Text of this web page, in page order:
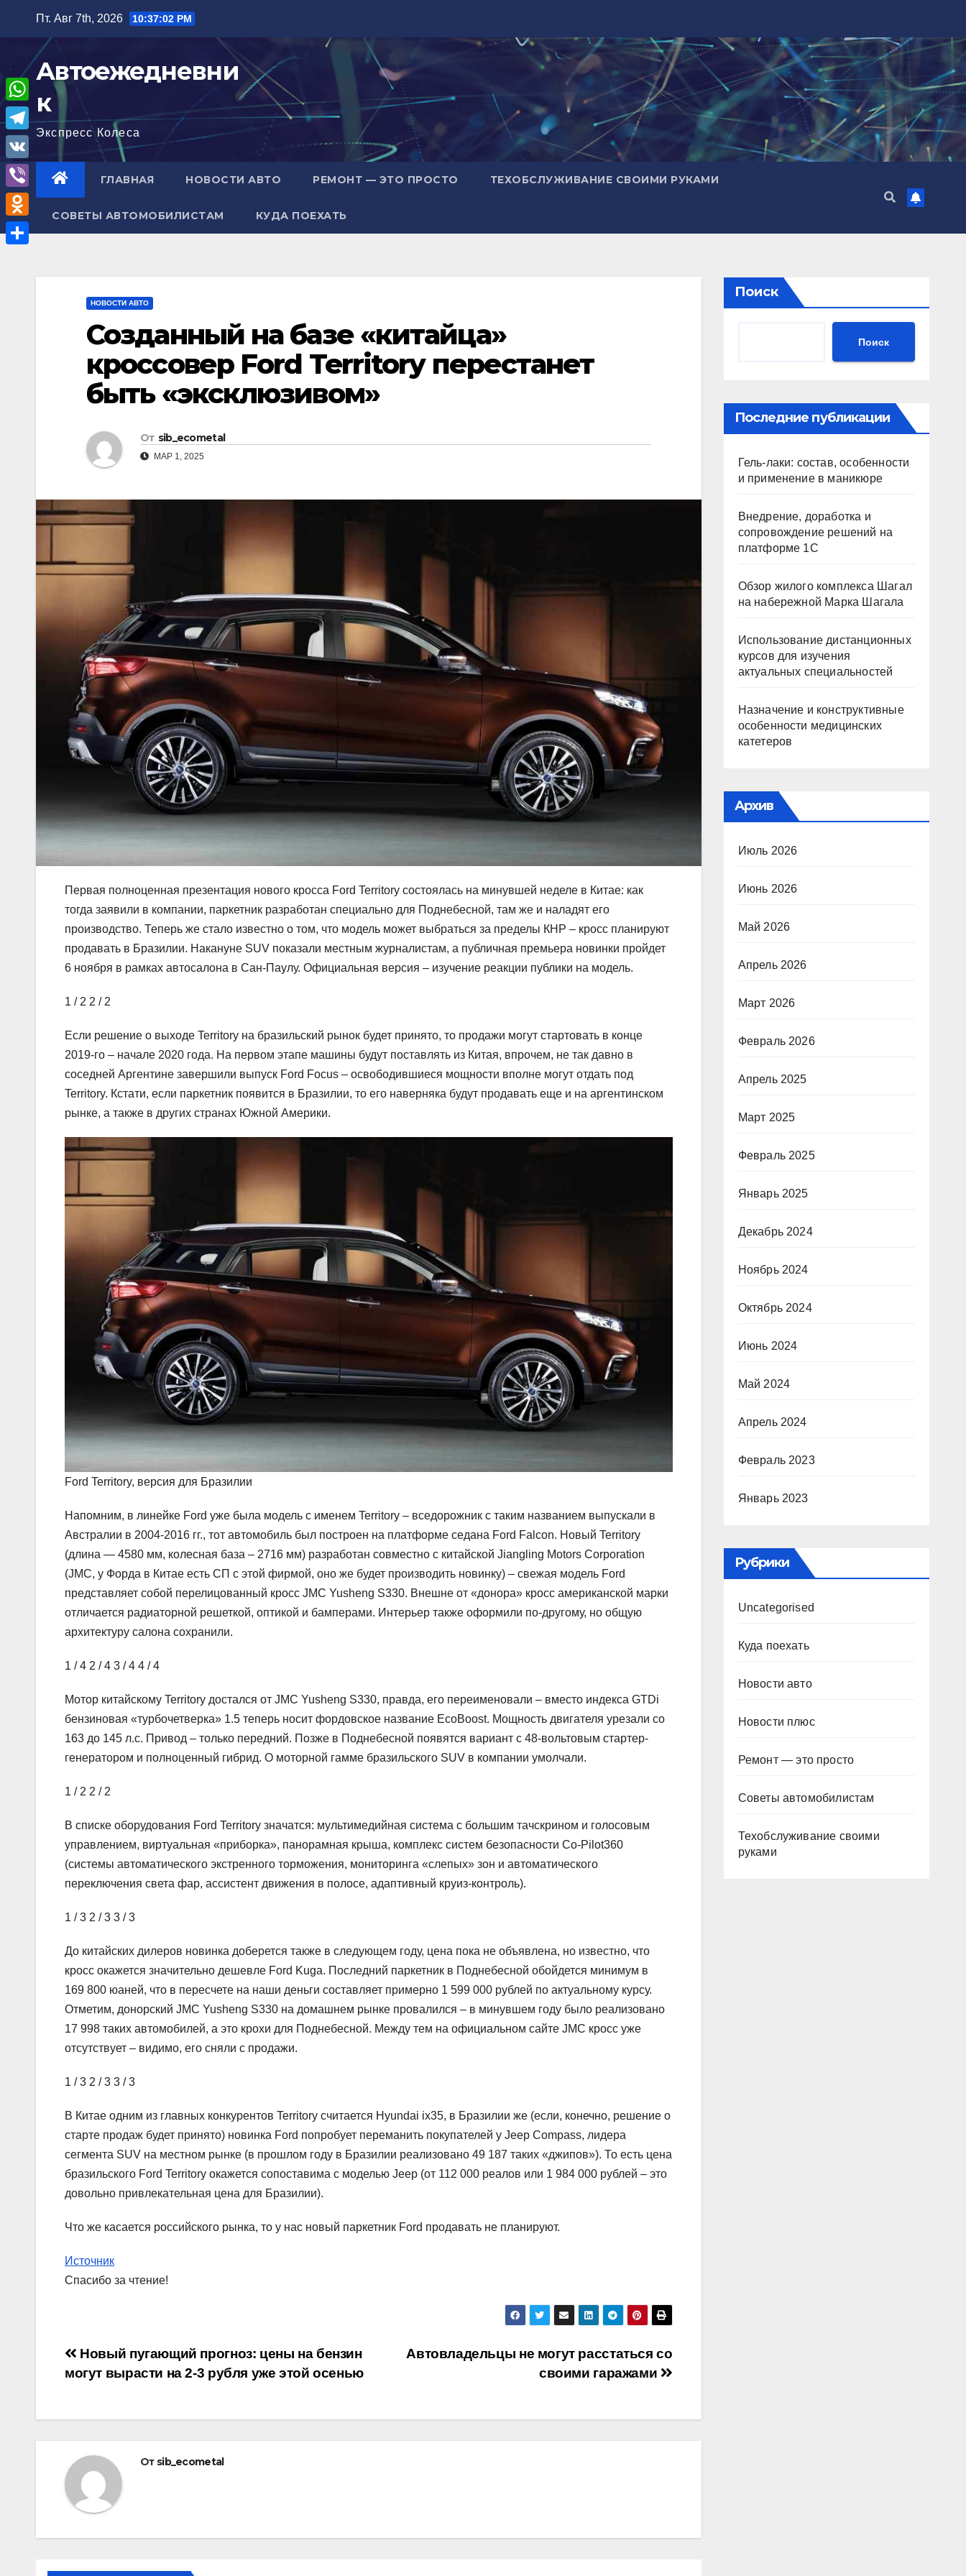
содержимому
Пт. Авг 7th, 2026 10:37:03 PM
Автоежедневни
к
Экспресс Колеса
ГЛАВНАЯ НОВОСТИ АВТО РЕМОНТ — ЭТО ПРОСТО ТЕХОБСЛУЖИВАНИЕ СВОИМИ РУКАМИ
СОВЕТЫ АВТОМОБИЛИСТАМ КУДА ПОЕХАТЬ
НОВОСТИ АВТО
Созданный на базе «китайца»
кроссовер Ford Territory перестанет
быть «эксклюзивом»
От sib_ecometal
МАР 1, 2025
Первая полноценная презентация нового кросса Ford Territory состоялась на минувшей неделе в Китае: как
тогда заявили в компании, паркетник разработан специально для Поднебесной, там же и наладят его
производство. Теперь же стало известно о том, что модель может выбраться за пределы КНР – кросс планируют
продавать в Бразилии. Накануне SUV показали местным журналистам, а публичная премьера новинки пройдет
6 ноября в рамках автосалона в Сан-Паулу. Официальная версия – изучение реакции публики на модель.
1 / 2 2 / 2
Если решение о выходе Territory на бразильский рынок будет принято, то продажи могут стартовать в конце
2019-го – начале 2020 года. На первом этапе машины будут поставлять из Китая, впрочем, не так давно в
соседней Аргентине завершили выпуск Ford Focus – освободившиеся мощности вполне могут отдать под
Territory. Кстати, если паркетник появится в Бразилии, то его наверняка будут продавать еще и на аргентинском
рынке, а также в других странах Южной Америки.
Ford Territory, версия для Бразилии
Напомним, в линейке Ford уже была модель с именем Territory – вседорожник с таким названием выпускали в
Австралии в 2004-2016 гг., тот автомобиль был построен на платформе седана Ford Falcon. Новый Territory
(длина — 4580 мм, колесная база – 2716 мм) разработан совместно с китайской Jiangling Motors Corporation
(JMC, у Форда в Китае есть СП с этой фирмой, оно же будет производить новинку) – свежая модель Ford
представляет собой перелицованный кросс JMC Yusheng S330. Внешне от «донора» кросс американской марки
отличается радиаторной решеткой, оптикой и бамперами. Интерьер также оформили по-другому, но общую
архитектуру салона сохранили.
1 / 4 2 / 4 3 / 4 4 / 4
Мотор китайскому Territory достался от JMC Yusheng S330, правда, его переименовали – вместо индекса GTDi
бензиновая «турбочетверка» 1.5 теперь носит фордовское название EcoBoost. Мощность двигателя урезали со
163 до 145 л.с. Привод – только передний. Позже в Поднебесной появятся вариант с 48-вольтовым стартер-
генератором и полноценный гибрид. О моторной гамме бразильского SUV в компании умолчали.
1 / 2 2 / 2
В списке оборудования Ford Territory значатся: мультимедийная система с большим тачскрином и голосовым
управлением, виртуальная «приборка», панорамная крыша, комплекс систем безопасности Co-Pilot360
(системы автоматического экстренного торможения, мониторинга «слепых» зон и автоматического
переключения света фар, ассистент движения в полосе, адаптивный круиз-контроль).
1 / 3 2 / 3 3 / 3
До китайских дилеров новинка доберется также в следующем году, цена пока не объявлена, но известно, что
кросс окажется значительно дешевле Ford Kuga. Последний паркетник в Поднебесной обойдется минимум в
169 800 юаней, что в пересчете на наши деньги составляет примерно 1 599 000 рублей по актуальному курсу.
Отметим, донорский JMC Yusheng S330 на домашнем рынке провалился – в минувшем году было реализовано
17 998 таких автомобилей, а это крохи для Поднебесной. Между тем на официальном сайте JMC кросс уже
отсутствует – видимо, его сняли с продажи.
1 / 3 2 / 3 3 / 3
В Китае одним из главных конкурентов Territory считается Hyundai ix35, в Бразилии же (если, конечно, решение о
старте продаж будет принято) новинка Ford попробует переманить покупателей у Jeep Compass, лидера
сегмента SUV на местном рынке (в прошлом году в Бразилии реализовано 49 187 таких «джипов»). То есть цена
бразильского Ford Territory окажется сопоставима с моделью Jeep (от 112 000 реалов или 1 984 000 рублей – это
довольно привлекательная цена для Бразилии).
Что же касается российского рынка, то у нас новый паркетник Ford продавать не планируют.
Источник
Спасибо за чтение!
Навигация
по
записям
Автовладельцы не могут расстаться со
своими гаражами
Новый пугающий прогноз: цены на бензин
могут вырасти на 2-3 рубля уже этой осенью
От sib_ecometal
Поиск
Поиск
Последние публикации
Гель-лаки: состав, особенности
и применение в маникюре
Внедрение, доработка и
сопровождение решений на
платформе 1С
Обзор жилого комплекса Шагал
на набережной Марка Шагала
Использование дистанционных
курсов для изучения
актуальных специальностей
Назначение и конструктивные
особенности медицинских
катетеров
Архив
Июль 2026
Июнь 2026
Май 2026
Апрель 2026
Март 2026
Февраль 2026
Апрель 2025
Март 2025
Февраль 2025
Январь 2025
Декабрь 2024
Ноябрь 2024
Октябрь 2024
Июнь 2024
Май 2024
Апрель 2024
Февраль 2023
Январь 2023
Рубрики
Uncategorised
Куда поехать
Новости авто
Новости плюс
Ремонт — это просто
Советы автомобилистам
Техобслуживание своими
руками
W
h
a
A
T
e
l
e
g
V
K
V
i
b
O